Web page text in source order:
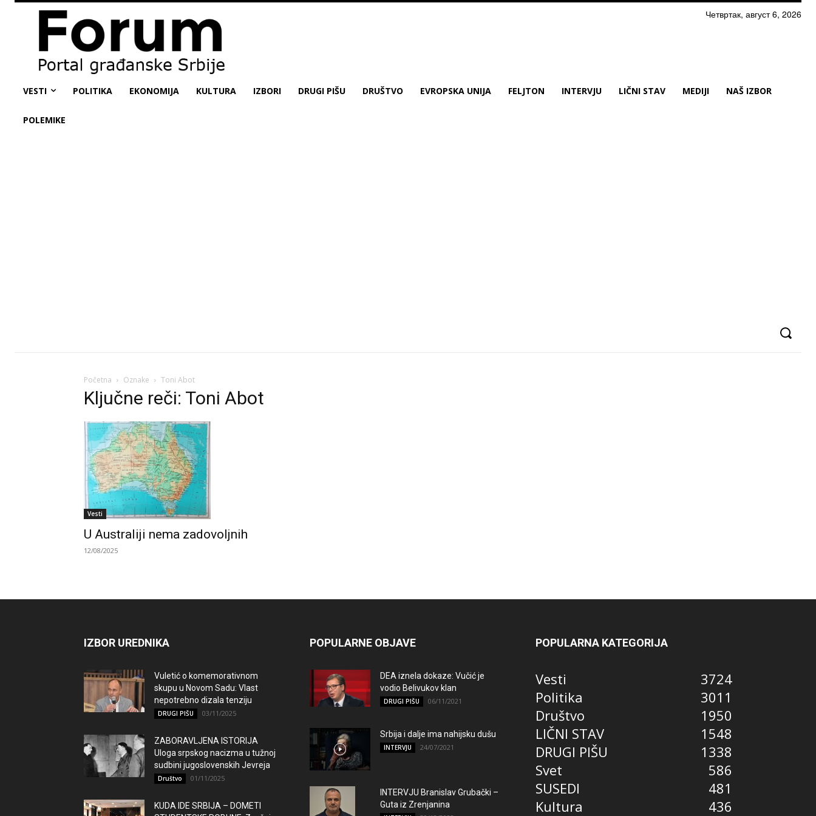
Четвртак, август 6, 2026
VESTI POLITIKA EKONOMIJA KULTURA IZBORI DRUGI PIŠU DRUŠTVO EVROPSKA UNIJA FELJTON INTERVJU LIČNI STAV MEDIJI NAŠ IZBOR
POLEMIKE
Početna Oznake Toni Abot
Ključne reči: Toni Abot
Vesti
U Australiji nema zadovoljnih
12/08/2025
IZBOR UREDNIKA
Vuletić o komemorativnom
skupu u Novom Sadu: Vlast
nepotrebno dizala tenziju
DRUGI PIŠU 03/11/2025
ZABORAVLJENA ISTORIJA
Uloga srpskog nacizma u tužnoj
sudbini jugoslovenskih Jevreja
Društvo 01/11/2025
KUDA IDE SRBIJA – DOMETI
POPULARNE OBJAVE
DEA iznela dokaze: Vučić je
vodio Belivukov klan
DRUGI PIŠU 06/11/2021
Srbija i dalje ima nahijsku dušu
INTERVJU 24/07/2021
INTERVJU Branislav Grubački –
Guta iz Zrenjanina
POPULARNA KATEGORIJA
Vesti
3724
Politika
3011
Društvo
1950
LIČNI STAV
1548
DRUGI PIŠU
1338
Svet
586
SUSEDI
481
Kultura
436